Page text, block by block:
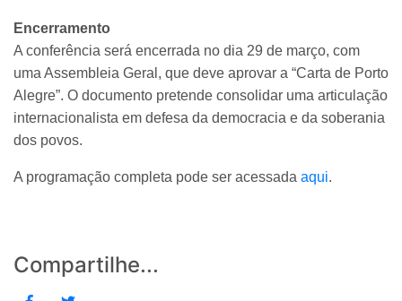
Encerramento
A conferência será encerrada no dia 29 de março, com
uma Assembleia Geral, que deve aprovar a “Carta de Porto
Alegre”. O documento pretende consolidar uma articulação
internacionalista em defesa da democracia e da soberania
dos povos.
A programação completa pode ser acessada aqui.
Compartilhe...